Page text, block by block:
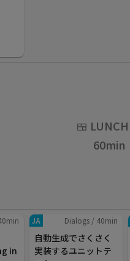
🍱 LUNCH
60min
min
in
JA Dialogs / 40min
自動生成でさくさく
実装するユニットテ